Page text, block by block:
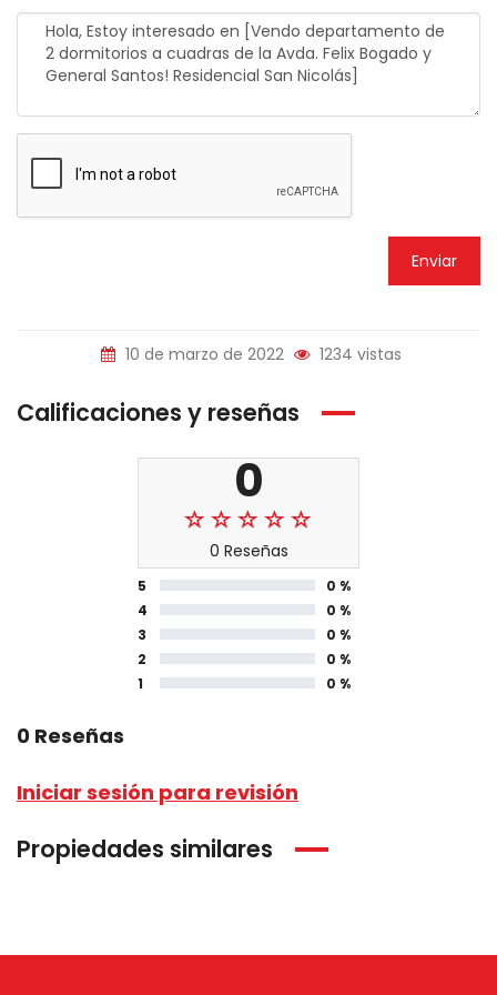
Enviar
10 de marzo de 2022 1234 vistas
Calificaciones y reseñas
0
0 Reseñas
5
0 %
4
0 %
3
0 %
2
0 %
1
0 %
0 Reseñas
Iniciar sesión para revisión
Propiedades similares